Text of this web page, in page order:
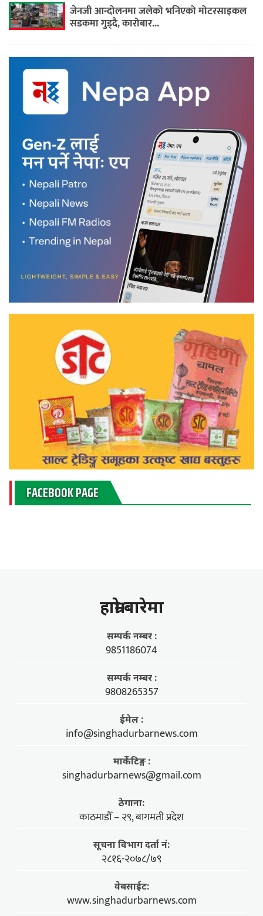
जेनजी आन्दोलनमा जलेको भनिएको मोटरसाइकल
सडकमा गुड्दै, कारोबार...
FACEBOOK PAGE
हाम्राे बारेमा
सम्पर्क नम्बर :
9851186074
सम्पर्क नम्बर :
9808265357
ईमेल :
info@singhadurbarnews.com
मार्केटिङ्ग :
singhadurbarnews@gmail.com
ठेगाना:
काठमाडौँ – २९, बागमती प्रदेश
सूचना विभाग दर्ता नं:
२८१६-२०७८/७९
वेबसाईट:
www.singhadurbarnews.com